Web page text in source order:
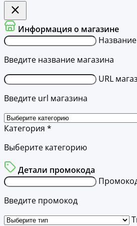
Информация о магазине
Введите название магазина
URL
Введите url магазина
Категория *
Выберите категорию
Детали промокода
Введите промокод